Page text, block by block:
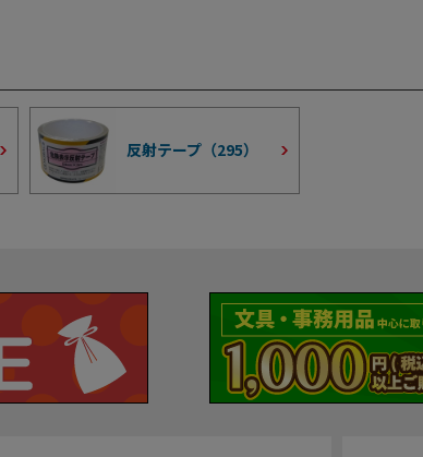
反射テープ（295）